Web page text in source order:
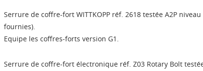
Serrure de coffre-fort WITTKOPP réf. 2618 testée A2P niveau
fournies).
Equipe les coffres-forts version G1.
Serrure de coffre-fort électronique réf. Z03 Rotary Bolt
Annuler Créer une liste d'envies